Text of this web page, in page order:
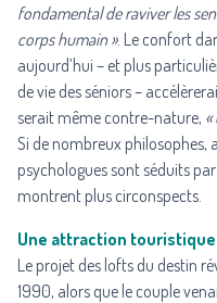
fondamental de raviver les
corps humain ». Le confort
aujourd’hui – et plus
de vie des séniors –
serait même contre-nature,
Si de nombreux philosophes,
psychologues sont séduits
montrent plus circonspects.
Une attraction touristique
Le projet des lofts du destin
1990, alors que le couple